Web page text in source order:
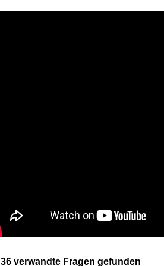
36 verwandte Fragen gefunden